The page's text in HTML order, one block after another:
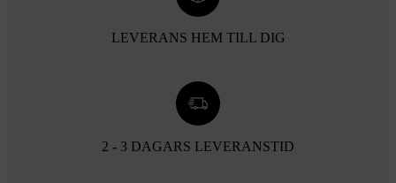
LEVERANS HEM TILL DIG
2 - 3 DAGARS LEVERANSTID